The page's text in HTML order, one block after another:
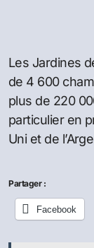
Les Jardines
de 4 600
plus de 220
particulier en
Uni et de
Partager :
Facebook